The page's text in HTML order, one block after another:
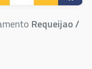
Requeijao /